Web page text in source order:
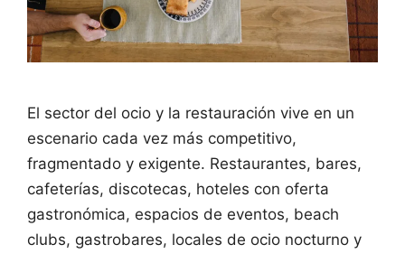
El sector del ocio y la restauración vive en un
escenario cada vez más competitivo,
fragmentado y exigente. Restaurantes, bares,
cafeterías, discotecas, hoteles con oferta
gastronómica, espacios de eventos, beach
clubs, gastrobares, locales de ocio nocturno y